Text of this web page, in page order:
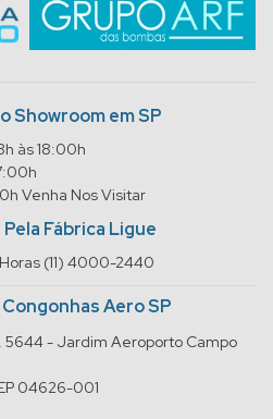
Showroom em SP
às 18:00h
Venha Nos Visitar
Fábrica Ligue
(11) 4000-2440
Aero SP
5644 - Jardim Aeroporto Campo
04626-001